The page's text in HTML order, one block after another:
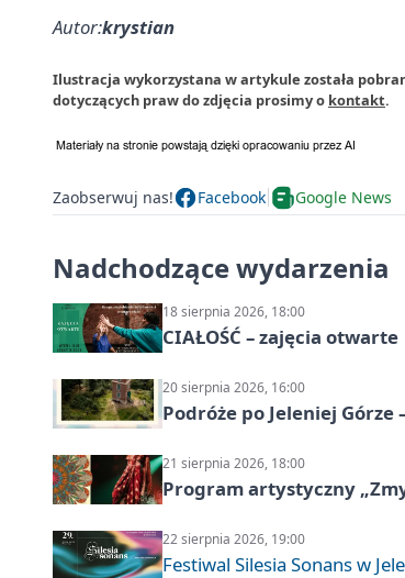
Autor:krystian
Ilustracja wykorzystana w artykule została
dotyczących praw do zdjęcia prosimy o kontakt.
Zaobserwuj nas! Facebook Google News
Nadchodzące wydarzenia
18 sierpnia 2026, 18:00
CIAŁOŚĆ – zajęcia otwarte
20 sierpnia 2026, 16:00
Podróże po Jeleniej
21 sierpnia 2026, 18:00
Program artystyczny
22 sierpnia 2026, 19:00
Festiwal Silesia Sonans w